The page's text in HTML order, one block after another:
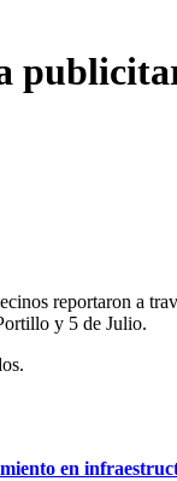
reportaron a
y 5 de Julio.
en